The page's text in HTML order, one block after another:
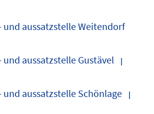
und aussatzstelle Weitendorf
und aussatzstelle Gustävel
|
und aussatzstelle Schönlage
|